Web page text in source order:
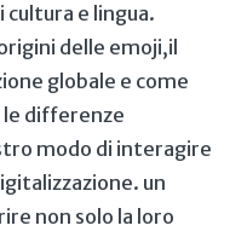
e lingua.
delle emoji,il
globale e come‍
​differenze
modo di interagire⁢
un
non ‌solo ⁢la loro